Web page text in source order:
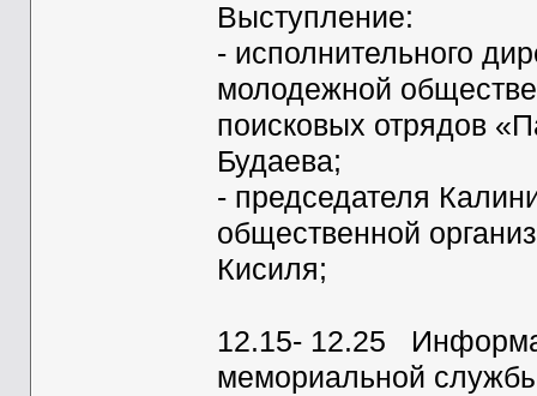
Выступление:
- исполнительного
молодежной
поисковых отрядов
Будаева;
- председателя
общественной
Кисиля;
12.15- 12.25
мемориальной